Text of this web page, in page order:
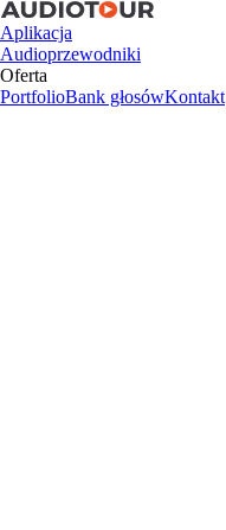
Aplikacja
Audioprzewodniki
Oferta
PortfolioBank głosówKontakt